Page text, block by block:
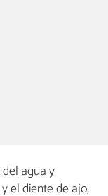
agua y
el diente de ajo,